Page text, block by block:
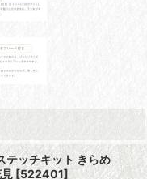
ッチキット きらめ
[522401]